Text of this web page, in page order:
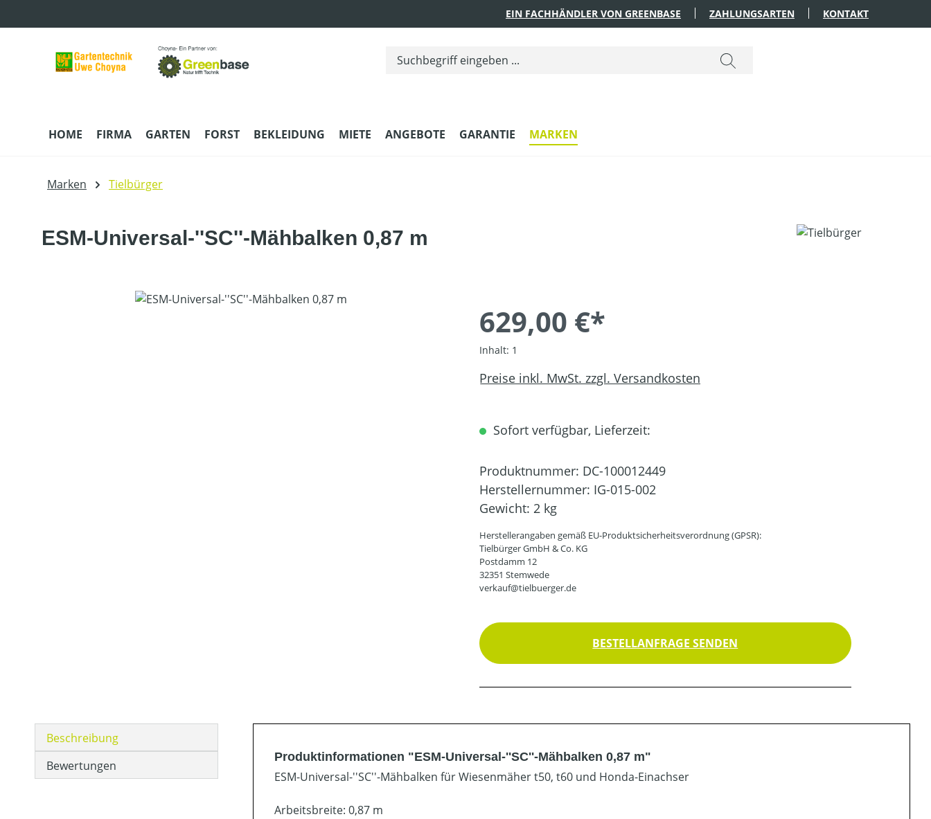
EIN FACHHÄNDLER VON GREENBASE ZAHLUNGSARTEN KONTAKT
HOME FIRMA GARTEN FORST BEKLEIDUNG MIETE ANGEBOTE GARANTIE MARKEN
Marken Tielbürger
ESM-Universal-''SC''-Mähbalken 0,87 m
Bildergalerie überspringen
629,00 €*
Inhalt: 1
Preise inkl. MwSt. zzgl. Versandkosten
Sofort verfügbar, Lieferzeit:
Produktnummer: DC-100012449
Herstellernummer: IG-015-002
Gewicht: 2 kg
Herstellerangaben gemäß EU-Produktsicherheitsverordnung (GPSR):
Tielbürger GmbH & Co. KG
Postdamm 12
32351 Stemwede
verkauf@tielbuerger.de
BESTELLANFRAGE SENDEN
Beschreibung
Bewertungen
Produktinformationen "ESM-Universal-''SC''-Mähbalken 0,87 m"
ESM-Universal-''SC''-Mähbalken für Wiesenmäher t50, t60 und Honda-Einachser
Arbeitsbreite: 0,87 m